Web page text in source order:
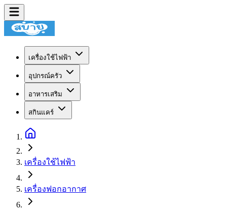
เครื่องใช้ไฟฟ้า
อุปกรณ์ครัว
อาหารเสริม
สกินแคร์
เครื่องใช้ไฟฟ้า
เครื่องฟอกอากาศ